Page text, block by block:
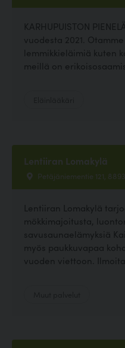
KARHUPUISTON
vuodesta 2021.
lemmikkieläimiä kuten
meillä on
Lentiiran Lomakylä
Petäjäniementie 121,
Lentiiran Lomakylä
mökkimajoitusta,
savusaunaelämyksiä
myös paukkuvapaa
vuoden viettoon.